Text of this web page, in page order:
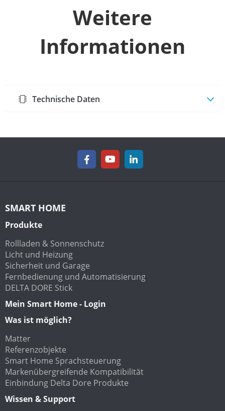
Weitere
Informationen
Technische Daten
SMART HOME
Produkte
Rollladen & Sonnenschutz
Licht und Heizung
Sicherheit und Garage
Fernbedienung und Automatisierung
DELTA DORE Stick
Mein Smart Home - Login
Was ist möglich?
Matter
Referenzobjekte
Smart Home Sprachsteuerung
Markenübergreifende Kompatibilität
Einbindung Delta Dore Produkte
Wissen & Support